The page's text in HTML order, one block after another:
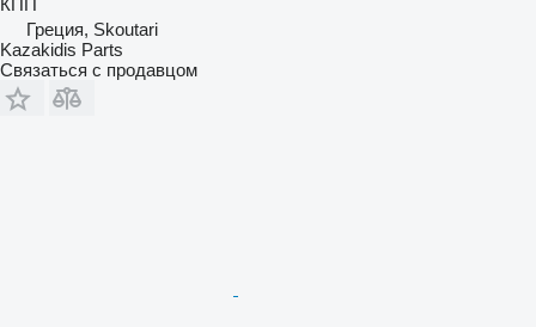
КПП
Греция, Skoutari
Kazakidis Parts
Связаться с продавцом